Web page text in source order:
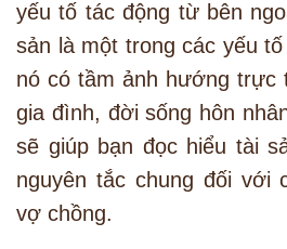
yếu tố tác động từ bên
sản là một trong các yếu
nó có tầm ảnh hướng trực
gia đình, đời sống hôn
sẽ giúp bạn đọc hiểu tài
nguyên tắc chung đối với
vợ chồng.